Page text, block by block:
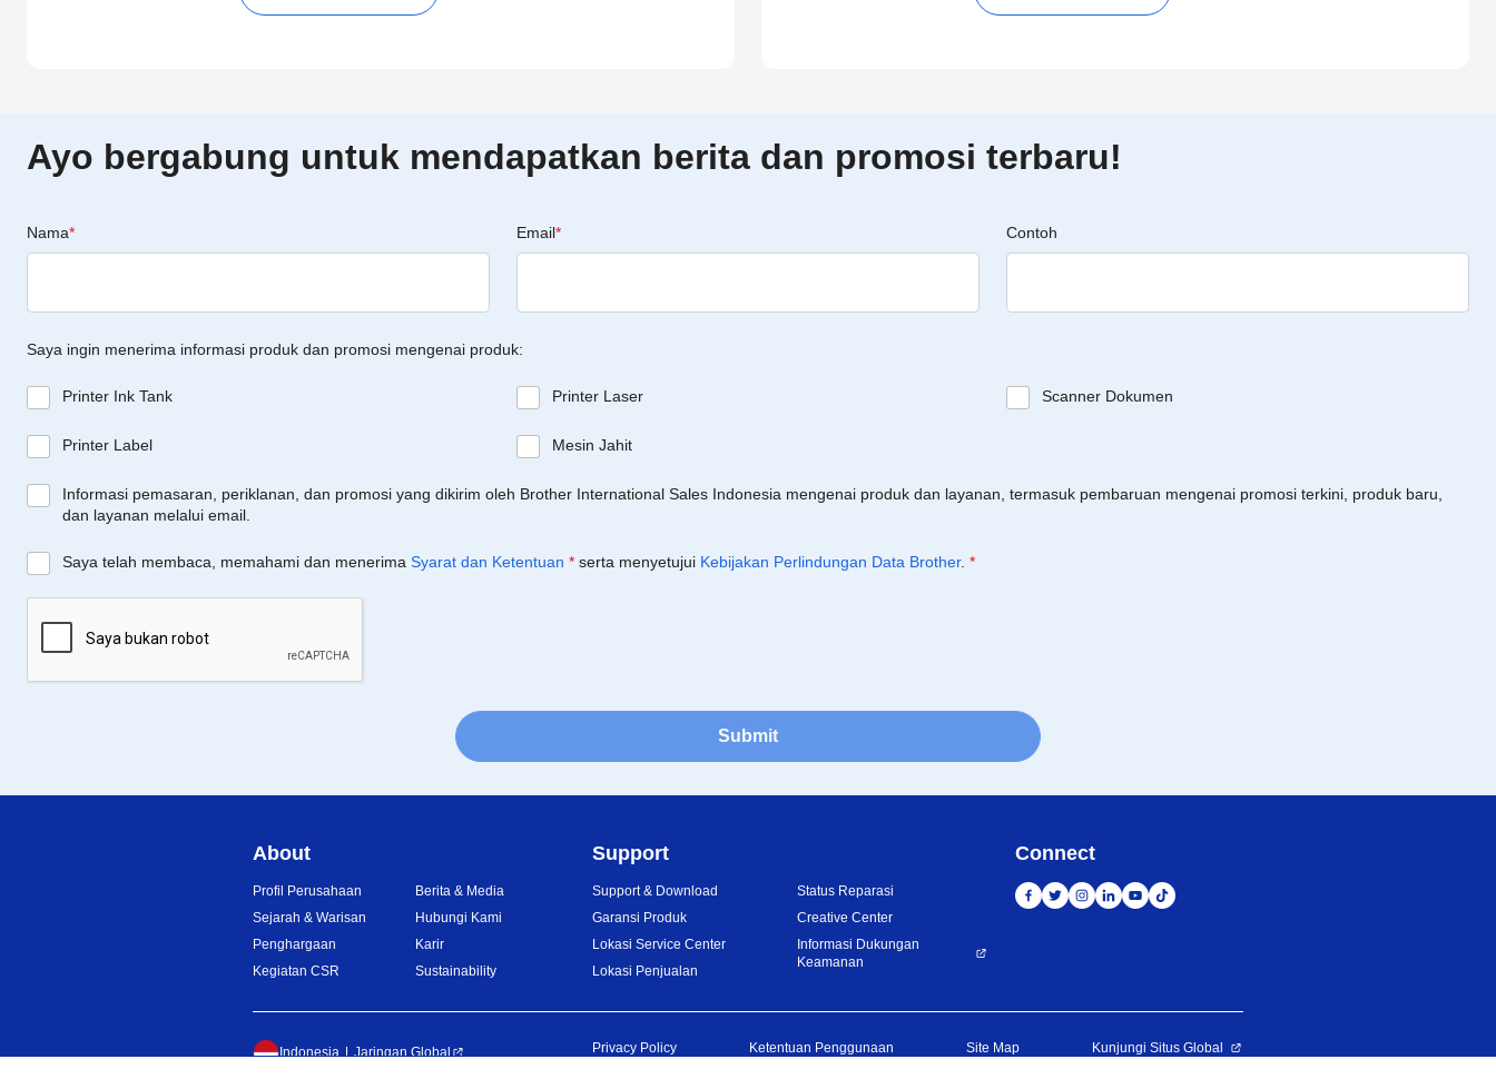
Ayo bergabung untuk mendapatkan berita dan promosi terbaru!
Nama* Email* Contoh
Saya ingin menerima informasi produk dan promosi mengenai produk:
Printer Ink Tank Printer Laser Scanner Dokumen
Printer Label Mesin Jahit
Informasi pemasaran, periklanan, dan promosi yang dikirim oleh Brother International Sales Indonesia mengenai produk dan layanan, termasuk pembaruan mengenai promosi terkini, produk baru,
dan layanan melalui email.
Saya telah membaca, memahami dan menerima Syarat dan Ketentuan * serta menyetujui Kebijakan Perlindungan Data Brother. *
Submit
About
Profil Perusahaan
Sejarah & Warisan
Penghargaan
Kegiatan CSR
Berita & Media
Hubungi Kami
Karir
Sustainability
Support
Support & Download
Garansi Produk
Lokasi Service Center
Lokasi Penjualan
Status Reparasi
Creative Center
Informasi Dukungan
Keamanan
Connect
Indonesia Jaringan Global Privacy Policy Ketentuan Penggunaan Site Map Kunjungi Situs Global